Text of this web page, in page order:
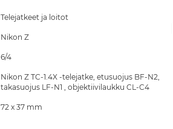
Telejatkeet ja loitot
Nikon Z
6/4
Nikon Z TC-1.4X -telejatke, etusuojus BF-N2,
takasuojus LF-N1 , objektiivilaukku CL-C4
72 x 37 mm